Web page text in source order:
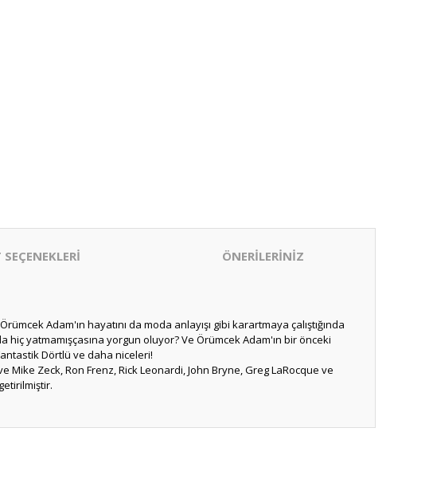
ÖNERİLERİNİZ
Adam'ın hayatını da moda anlayışı gibi karartmaya çalıştığında
yatmamışçasına yorgun oluyor? Ve Örümcek Adam'ın bir önceki
Dörtlü ve daha niceleri!
Mike Zeck, Ron Frenz, Rick Leonardi, John Bryne, Greg LaRocque ve